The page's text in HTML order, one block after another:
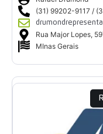
(31) 99202-9117 /
Rua Major Lopes,
MInas Gerais